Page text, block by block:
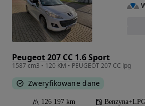
Peugeot 207 CC 1.6 Sport
1587 cm3 • 120 KM • PEUGEOT 207 CC lpg
Zweryfikowane dane
126 197 km